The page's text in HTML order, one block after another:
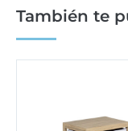
También te